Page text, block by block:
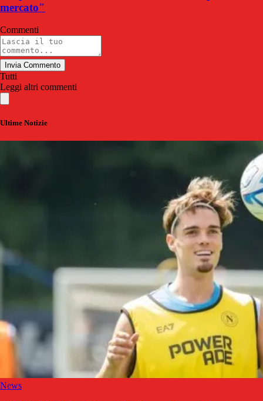
mercato"
Commenti
Invia Commento
Tutti
Leggi altri commenti
Ultime Notizie
News